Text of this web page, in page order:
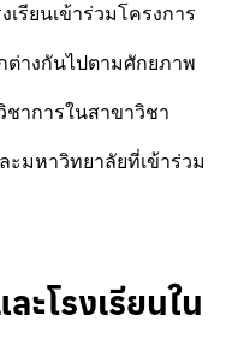
รียนเข้าร่วมโครงการ
ต่างกันไปตามศักยภาพ
าการในสาขาวิชา
ะมหาวิทยาลัยที่เข้าร่วม
ะโรงเรียนใน